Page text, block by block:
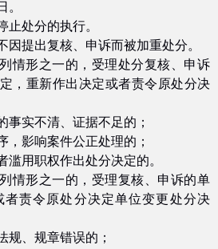
。
止处分的执行。
因提出复核、申诉而被加重处分。
情形之一的，受理处分复核、申诉
，重新作出决定或者责令原处分决
事实不清、证据不足的；
，影响案件公正处理的；
滥用职权作出处分决定的。
情形之一的，受理复核、申诉的单
责令原处分决定单位变更处分决
规、规章错误的；